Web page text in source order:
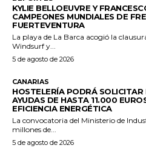
KYLIE BELLOEUVRE Y
CAMPEONES MUNDIALES DE
FUERTEVENTURA
La playa de La Barca acogió la
Windsurf y...
5 de agosto de 2026
CANARIAS
HOSTELERÍA PODRÁ SOLICITAR
AYUDAS DE HASTA 11.000
EFICIENCIA ENERGÉTICA
La convocatoria del Ministerio de
millones de...
5 de agosto de 2026